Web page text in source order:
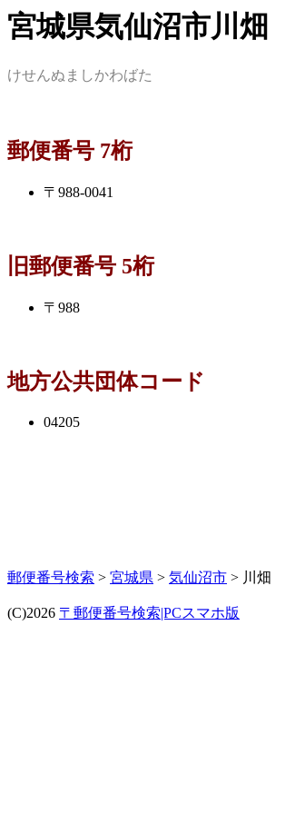
宮城県気仙沼市川畑
けせんぬましかわばた
郵便番号 7桁
〒988-0041
旧郵便番号 5桁
〒988
地方公共団体コード
04205
郵便番号検索 > 宮城県 > 気仙沼市 > 川畑
(C)2026 〒郵便番号検索|PCスマホ版